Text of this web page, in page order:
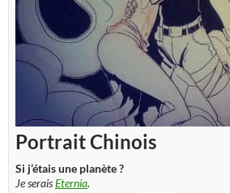
Portrait Chinois
Si j’étais une planète ?
Je seraisEternia.